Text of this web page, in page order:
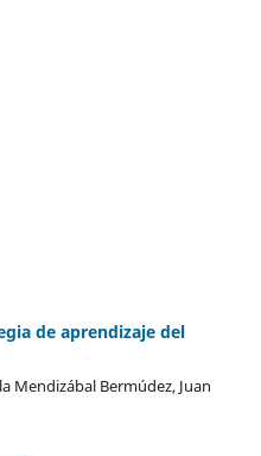
de aprendizaje del
Mendizábal Bermúdez, Juan